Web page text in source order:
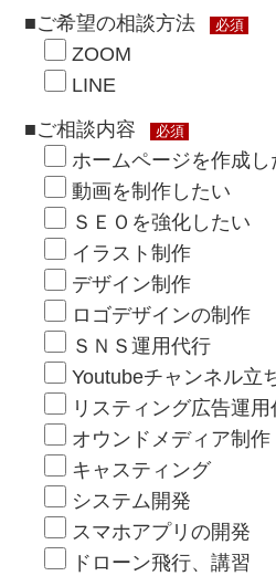
■ご希望の相談方法 必須
ZOOM
LINE
■ご相談内容 必須
ホームページを作成し
動画を制作したい
ＳＥＯを強化したい
イラスト制作
デザイン制作
ロゴデザインの制作
ＳＮＳ運用代行
Youtubeチャンネル立
リスティング広告運用
オウンドメディア制作
キャスティング
システム開発
スマホアプリの開発
ドローン飛行、講習